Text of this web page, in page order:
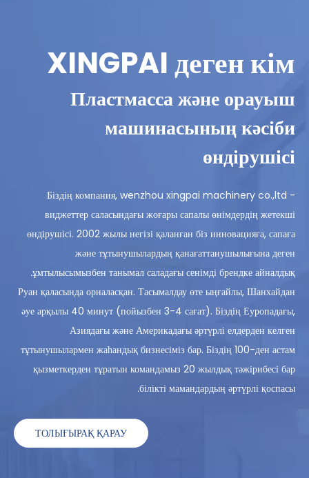
XINGPAI деген кім
Пластмасса және орауыш
машинасының кәсіби
өндірушісі
Біздің компания, wenzhou xingpai machinery co.,ltd -
виджеттер саласындағы жоғары сапалы өнімдердің жетекші
өндірушісі. 2002 жылы негізі қаланған біз инновацияға, сапаға
және тұтынушылардың қанағаттанушылығына деген
ұмтылысымызбен танымал саладағы сенімді брендке айналдық.
Руан қаласында орналасқан. Тасымалдау өте ыңғайлы, Шанхайдан
әуе арқылы 40 минут (пойызбен 3-4 сағат). Біздің Еуропадағы,
Азиядағы және Америкадағы әртүрлі елдерден келген
тұтынушылармен жаһандық бизнесіміз бар. Біздің 100-ден астам
қызметкерден тұратын командамыз 20 жылдық тәжірибесі бар
білікті мамандардың әртүрлі қоспасы.
ТОЛЫҒЫРАҚ ҚАРАУ